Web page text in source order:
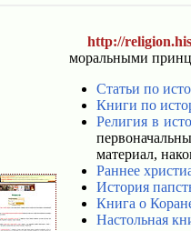
http://
моральными
Статьи по
Книги по
Религия в
материал,
Раннее
История
Книга о
Настольная